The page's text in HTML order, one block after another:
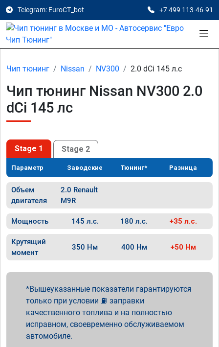
Telegram: EuroCT_bot +7 499 113-46-91
Чип тюнинг Nissan NV300 2.0 dCi 145 л.с
Чип тюнинг Nissan NV300 2.0
dCi 145 лс
Stage 1 Stage 2
Параметр Заводские Тюнинг* Разница
Объем
двигателя
2.0 Renault
M9R
Мощность 145 л.с. 180 л.с. +35 л.с.
Крутящий
момент
350 Нм 400 Нм +50 Нм
Вышеуказанные показатели гарантируются
только при условии ⛽ заправки
качественного топлива и на полностью
исправном, своевременно обслуживаемом
автомобиле.